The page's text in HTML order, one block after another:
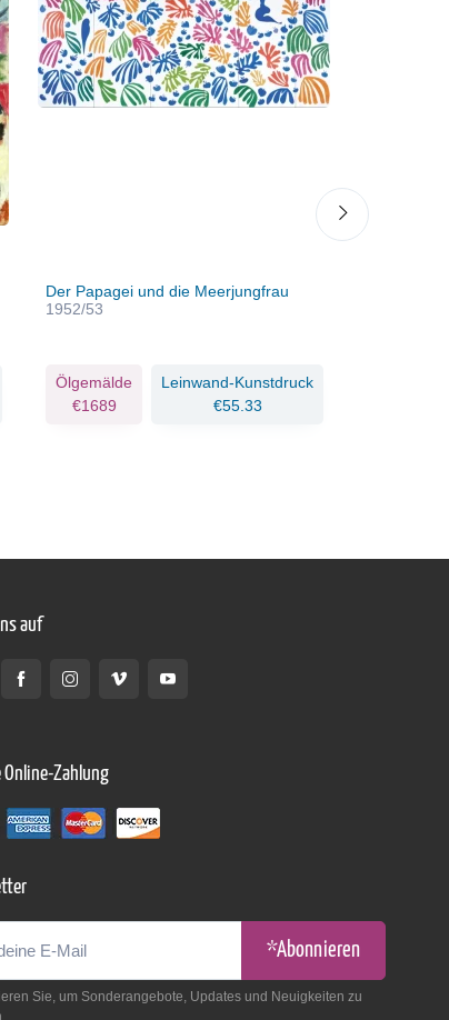
Der Papagei und die Meerjungfrau
1952/53
Ölgemälde
€1689
Leinwand-Kunstdruck
€55.33
auf
Online-Zahlung
*Abonnieren
Sie, um Sonderangebote, Updates und Neuigkeiten zu